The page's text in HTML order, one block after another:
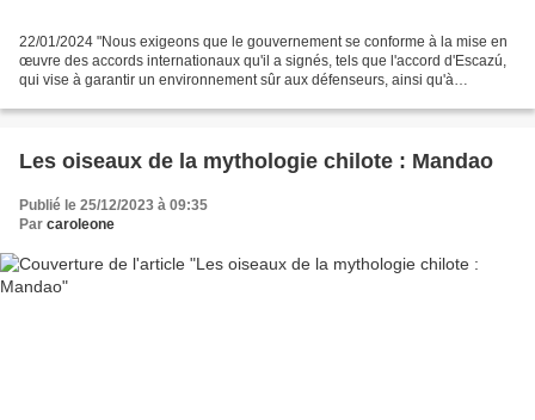
22/01/2024 "Nous exigeons que le gouvernement se conforme à la mise en
œuvre des accords internationaux qu'il a signés, tels que l'accord d'Escazú,
qui vise à garantir un environnement sûr aux défenseurs, ainsi qu'à
Les oiseaux de la mythologie chilote : Mandao
Publié le 25/12/2023 à 09:35
Par caroleone